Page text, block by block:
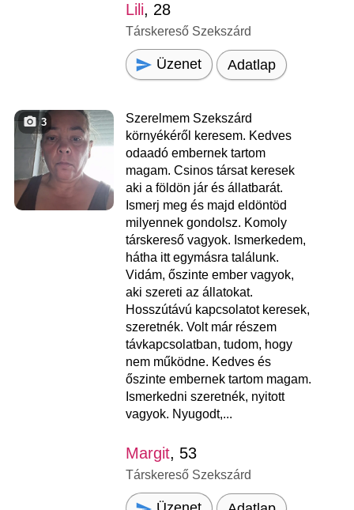
Lili, 28
Társkereső Szekszárd
Üzenet Adatlap
3
Szerelmem Szekszárd
környékéről keresem. Kedves
odaadó embernek tartom
magam. Csinos társat keresek
aki a földön jár és állatbarát.
Ismerj meg és majd eldöntöd
milyennek gondolsz. Komoly
társkereső vagyok. Ismerkedem,
hátha itt egymásra találunk.
Vidám, őszinte ember vagyok,
aki szereti az állatokat.
Hosszútávú kapcsolatot keresek,
szeretnék. Volt már részem
távkapcsolatban, tudom, hogy
nem működne. Kedves és
őszinte embernek tartom magam.
Ismerkedni szeretnék, nyitott
vagyok. Nyugodt,...
Margit, 53
Társkereső Szekszárd